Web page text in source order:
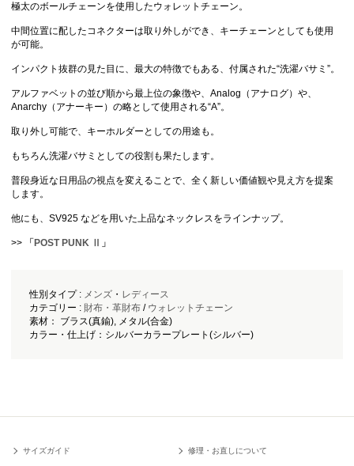
極太のボールチェーンを使用したウォレットチェーン。
中間位置に配したコネクターは取り外しができ、キーチェーンとしても使用
が可能。
インパクト抜群の見た目に、最大の特徴でもある、付属された“洗濯バサミ”。
アルファベットの並び順から最上位の象徴や、Analog（アナログ）や、
Anarchy（アナーキー）の略として使用される“A”。
取り外し可能で、キーホルダーとしての用途も。
もちろん洗濯バサミとしての役割も果たします。
普段身近な日用品の視点を変えることで、全く新しい価値観や見え方を提案
します。
他にも、SV925 などを用いた上品なネックレスをラインナップ。
>> 「POST PUNK Ⅱ」
性別タイプ : メンズ・ レディース
カテゴリー : 財布・革財布/ ウォレットチェーン
素材： ブラス(真鍮), メタル(合金)
カラー・仕上げ：シルバーカラープレート(シルバー)
サイズガイド 修理・お直しについて